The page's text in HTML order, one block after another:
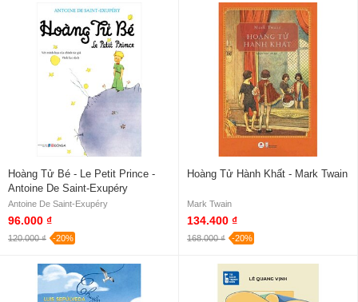
Hoàng Tử Bé - Le Petit Prince -
Antoine De Saint-Exupéry
Antoine De Saint-Exupéry
96.000 ₫
120.000 ₫ -20%
Hoàng Tử Hành Khất - Mark Twain
Mark Twain
134.400 ₫
168.000 ₫ -20%